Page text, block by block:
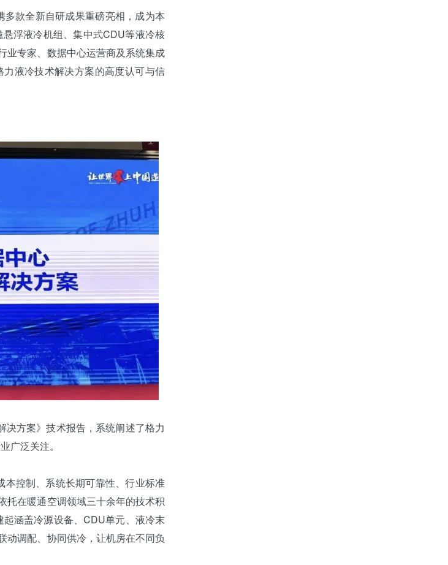
款全新自研成果重磅亮相，成为本
浮液冷机组、集中式CDU等液冷核
业专家、数据中心运营商及系统集成
液冷技术解决方案的高度认可与信
方案》技术报告，系统阐述了格力
广泛关注。
控制、系统长期可靠性、行业标准
托在暖通空调领域三十余年的技术积
涵盖冷源设备、CDU单元、液冷末
动调配、协同供冷，让机房在不同负